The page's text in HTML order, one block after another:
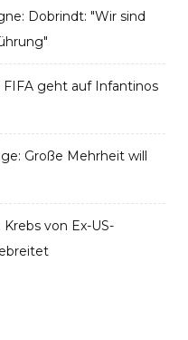
Dobrindt: "Wir sind
FIFA geht auf Infantinos
Große Mehrheit will
von Ex-US-